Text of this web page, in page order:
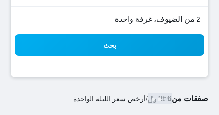
2 من الضيوف، غرفة واحدة
بحث
صفقات من256 ﷼ /أرخص سعر الليلة الواحدة